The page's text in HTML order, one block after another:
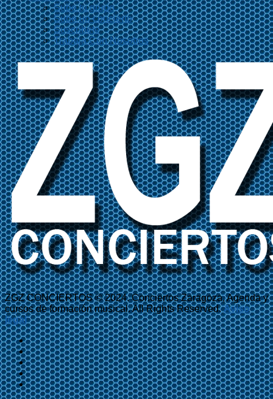
Sube tu grupo
Sube un concierto
Suscríbete
Trabaja Con Nosotros
ZGZ CONCIERTOS © 2024. Conciertos Zaragoza, Agenda y
cursos de formación musical. All Rights Reserved.Aviso
legal